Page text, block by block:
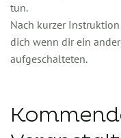
tun.
Nach kurzer
dich wenn dir ein
aufgeschalteten.